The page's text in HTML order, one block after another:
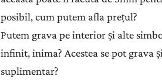
posibil, cum putem afla prețul?
Putem grava pe interior și alte
infinit, inima? Acestea se pot grava
suplimentar?